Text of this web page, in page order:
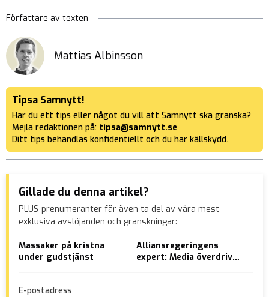
Författare av texten
Mattias Albinsson
Tipsa Samnytt!
Har du ett tips eller något du vill att Samnytt ska granska?
Mejla redaktionen på: tipsa@samnytt.se
Ditt tips behandlas konfidentiellt och du har källskydd.
Gillade du denna artikel?
PLUS-prenumeranter får även ta del av våra mest
exklusiva avslöjanden och granskningar:
Massaker på kristna
under gudstjänst
Alliansregeringens
expert: Media överdriver
E-postadress